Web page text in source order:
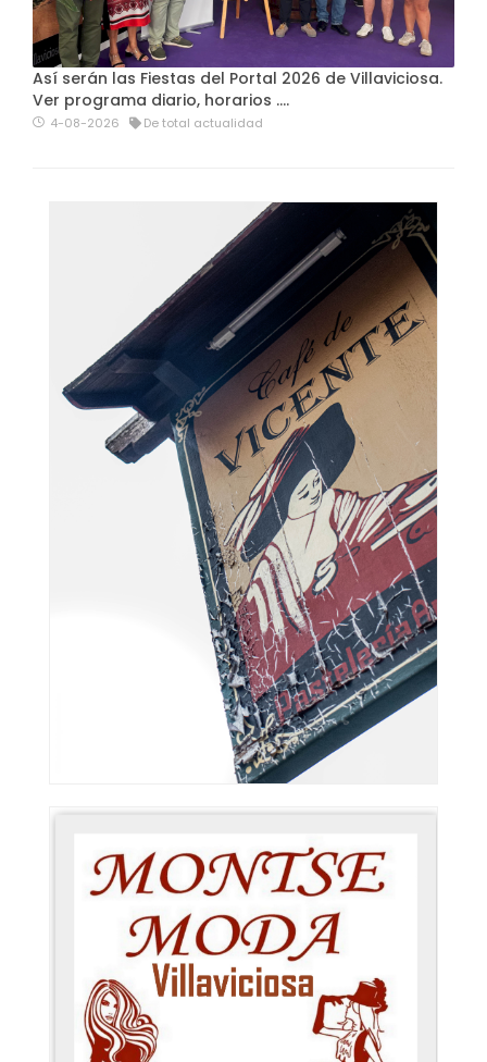
Así serán las Fiestas del Portal 2026 de Villaviciosa.
Ver programa diario, horarios ….
4-08-2026 De total actualidad